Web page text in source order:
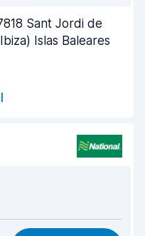
8,4
Sant Jordi de
Islas Baleares
8,2